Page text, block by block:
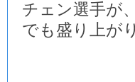
チェン選手が
でも盛り上が